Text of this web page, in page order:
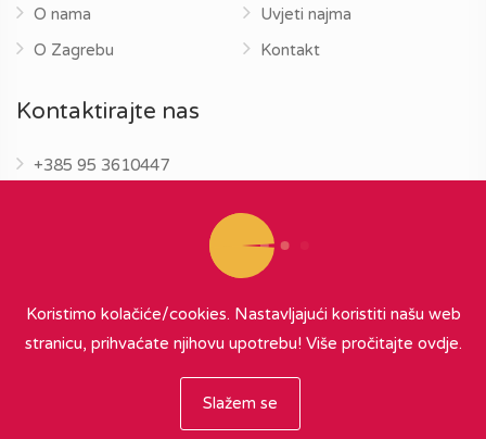
O nama
O Zagrebu
Uvjeti najma
Kontakt
Kontaktirajte nas
+385 95 3610447
Koristimo kolačiće/cookies. Nastavljajući koristiti našu web
stranicu, prihvaćate njihovu upotrebu! Više pročitajte ovdje.
Slažem se